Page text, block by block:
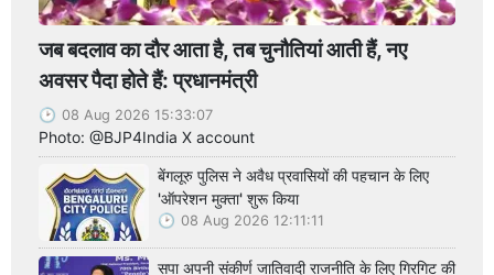
जब बदलाव का दौर आता है, तब चुनौतियां आती हैं, नए
अवसर पैदा होते हैं: प्रधानमंत्री
08 Aug 2026 15:33:07
Photo: @BJP4India X account
बेंगलूरु पुलिस ने अवैध प्रवासियों की पहचान के लिए
'ऑपरेशन मुक्ता' शुरू किया
08 Aug 2026 12:11:11
सपा अपनी संकीर्ण जातिवादी राजनीति के लिए गिरगिट की